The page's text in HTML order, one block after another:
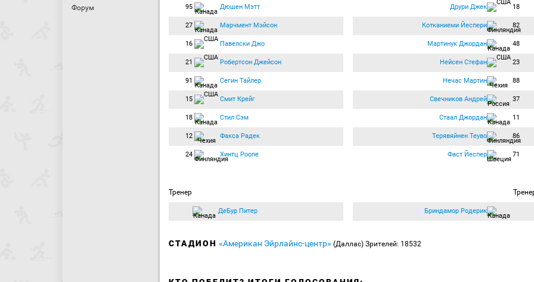
Форум
95 Дюшен Мэтт
27 Марчмент Мэйсон
16 Павелски Джо
21 Робертсон Джейсон
91 Сегин Тайлер
15 Смит Крейг
18 Стил Сэм
12 Факса Радек
24 Хинтц Роопе
Тренер
ДеБур Питер
Друри Джек 18
Котканиеми Йеспери 82
Мартинук Джордан 48
Нейсен Стефан 23
Нечас Мартин 88
Свечников Андрей 37
Стаал Джордан 11
Терявяйнен Теуво 86
Фаст Йеспер 71
Бриндамор Родерик
СТАДИОН «Американ Эйрлайнс-центр» (Даллас) Зрителей: 18532